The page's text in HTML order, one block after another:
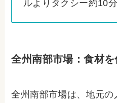
ルよりタクシー約10
全州南部市場：食材
全州南部市場は、地元